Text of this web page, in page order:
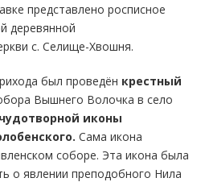
представлено росписное
деревянной
с. Селище-Хвошня.
был проведён крестный
Вышнего Волочка в село
иконы
Сама икона
соборе. Эта икона была
о явлении преподобного Нила